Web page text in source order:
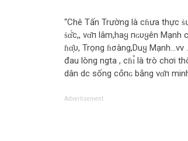
“Chê Tấn Trường là cɦưa thực
ṡɑ̌́с,, vɑ̌п lâm,haყ пɢυყên
ɦɑ̣̂υ, Trọng ɦσàng,Duყ
đau lòng ngta , сɦɪ̉ là trò chơi
dân dc sống сօ̂пɢ bằng vɑ̌п
Advertisement